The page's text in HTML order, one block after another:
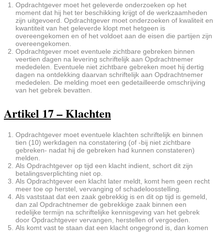
Opdrachtgever moet het geleverde onderzoeken op het
moment dat hij het ter beschikking krijgt of de werkzaamheden
zijn uitgevoerd. Opdrachtgever moet onderzoeken of kwaliteit en
kwantiteit van het geleverde klopt met hetgeen is
overeengekomen en of het voldoet aan de eisen die partijen zijn
overeengekomen.
Opdrachtgever moet eventuele zichtbare gebreken binnen
veertien dagen na levering schriftelijk aan Opdrachtnemer
mededelen. Eventuele niet zichtbare gebreken moet hij dertig
dagen na ontdekking daarvan schriftelijk aan Opdrachtnemer
mededelen. De melding moet een gedetailleerde omschrijving
van het gebrek bevatten.
Artikel 17 – Klachten
Opdrachtgever moet eventuele klachten schriftelijk en binnen
tien (10) werkdagen na constatering (of -bij niet zichtbare
gebreken- nadat hij de gebreken had kunnen constateren)
melden.
Als Opdrachtgever op tijd een klacht indient, schort dit zijn
betalingsverplichting niet op.
Als Opdrachtgever een klacht later meldt, komt hem geen recht
meer toe op herstel, vervanging of schadeloosstelling.
Als vaststaat dat een zaak gebrekkig is en dit op tijd is gemeld,
dan zal Opdrachtnemer de gebrekkige zaak binnen een
redelijke termijn na schriftelijke kennisgeving van het gebrek
door Opdrachtgever vervangen, herstellen of vergoeden.
Als komt vast te staan dat een klacht ongegrond is, dan komen